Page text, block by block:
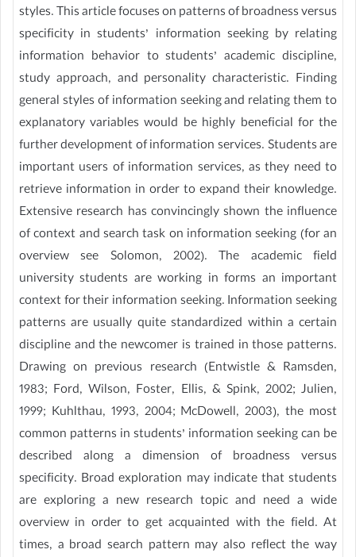
styles. This article focuses on patterns of broadness versus
specificity in students’ information seeking by relating
information behavior to students’ academic discipline,
study approach, and personality characteristic. Finding
general styles of information seeking and relating them to
explanatory variables would be highly beneficial for the
further development of information services. Students are
important users of information services, as they need to
retrieve information in order to expand their knowledge.
Extensive research has convincingly shown the influence
of context and search task on information seeking (for an
overview see Solomon, 2002). The academic field
university students are working in forms an important
context for their information seeking. Information seeking
patterns are usually quite standardized within a certain
discipline and the newcomer is trained in those patterns.
Drawing on previous research (Entwistle & Ramsden,
1983; Ford, Wilson, Foster, Ellis, & Spink, 2002; Julien,
1999; Kuhlthau, 1993, 2004; McDowell, 2003), the most
common patterns in students’ information seeking can be
described along a dimension of broadness versus
specificity. Broad exploration may indicate that students
are exploring a new research topic and need a wide
overview in order to get acquainted with the field. At
times, a broad search pattern may also reflect the way